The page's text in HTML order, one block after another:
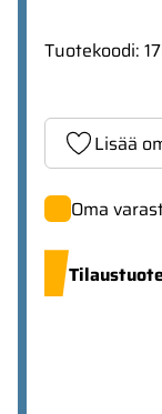
Tuotekoodi:
Lisää
Oma